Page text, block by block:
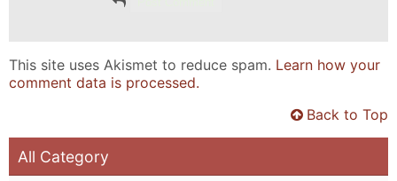
This site uses Akismet to reduce spam. Learn how your
comment data is processed.
Back to Top
All Category